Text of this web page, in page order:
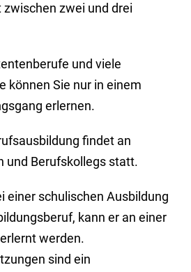
zwei und drei
und viele
können Sie nur in einem
erlernen.
findet an
und Berufskollegs statt.
einer schulischen Ausbildung
kann er an einer
werden.
sind ein